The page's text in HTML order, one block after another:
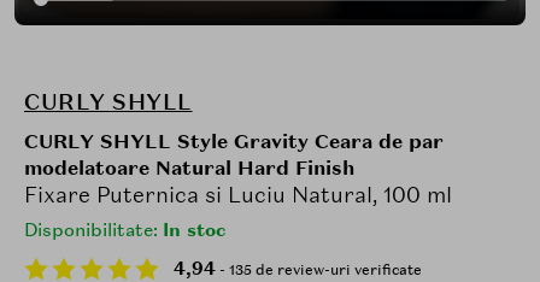
CURLY SHYLL
CURLY SHYLL Style Gravity Ceara de par
modelatoare Natural Hard Finish
Fixare Puternica si Luciu Natural, 100 ml
Disponibilitate: In stoc
4,94 - 135 de review-uri verificate